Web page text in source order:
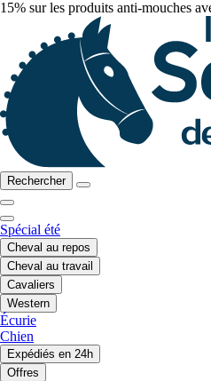
15% sur les produits anti-mouches
Rechercher
Spécial été
Cheval au repos
Cheval au travail
Cavaliers
Western
Écurie
Chien
Expédiés en 24h
Offres